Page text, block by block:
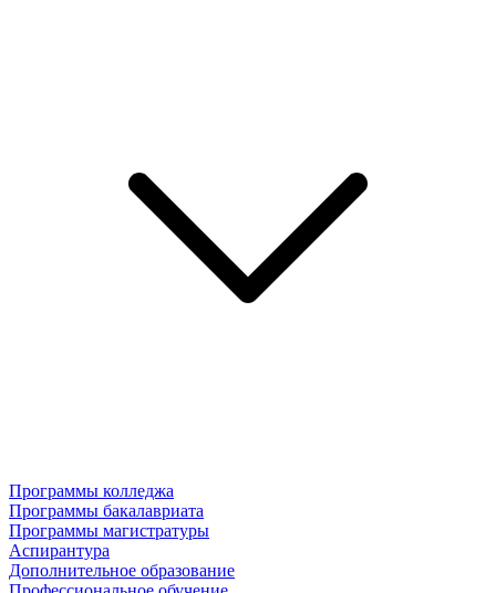
Программы колледжа
Программы бакалавриата
Программы магистратуры
Аспирантура
Дополнительное образование